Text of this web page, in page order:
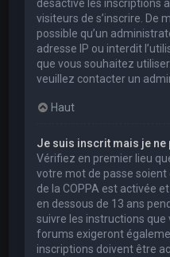
désactivé les inscriptions
visiteurs de s’inscrire. De
possible qu’un
adresse IP ou interdit
que vous souhaitez
veuillez contacter un
Haut
Je suis inscrit mais je ne
Vérifiez en premier lieu
votre mot de passe
de la COPPA est activée
en dessous de 13 ans
suivre les instructions que
forums exigeront
inscriptions doivent être